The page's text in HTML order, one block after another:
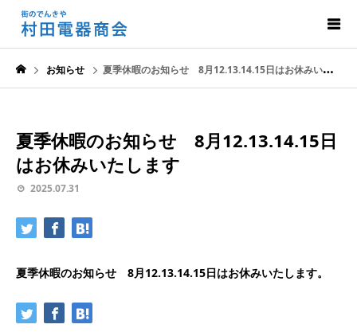
お知らせ 夏季休暇のお知らせ 8月12.13.14.15日はお休みいたします
夏季休暇のお知らせ 8月12.13.14.15日
はお休みいたします
2025.07.31
夏季休暇のお知らせ 8月12.13.14.15日はお休みいたします。